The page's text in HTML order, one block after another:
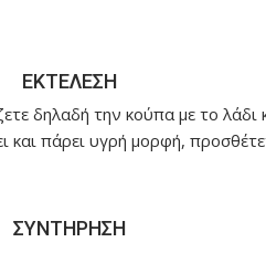
ΕΚΤΕΛΕΣΗ
δηλαδή την κούπα με το
και πάρει υγρή μορφή,
ΣΥΝΤΗΡΗΣΗ